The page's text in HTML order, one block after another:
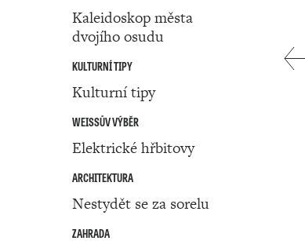
Kaleidoskop města
dvojího osudu
KULTURNÍ TIPY
Kulturní tipy
WEISSŮV VÝBĚR
Elektrické hřbitovy
ARCHITEKTURA
Nestydět se za sorelu
ZAHRADA